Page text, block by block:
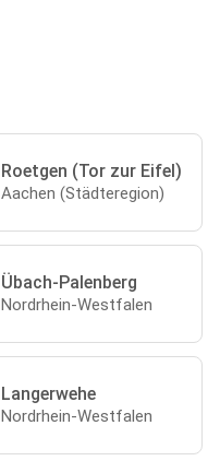
Roetgen (Tor zur Eifel)
Aachen (Städteregion)
Übach-Palenberg
Nordrhein-Westfalen
Langerwehe
Nordrhein-Westfalen